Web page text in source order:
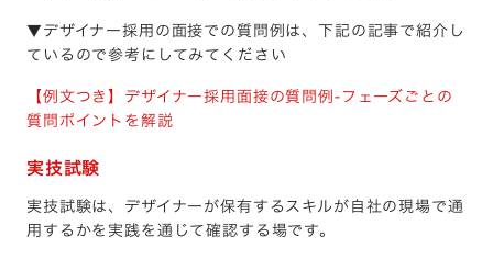
▼デザイナー採用の面接での質問例は、下記の記事で紹介し
ているので参考にしてみてください
【例文つき】デザイナー採用面接の質問例-フェーズごとの
質問ポイントを解説
実技試験
実技試験は、デザイナーが保有するスキルが自社の現場で通
用するかを実践を通じて確認する場です。